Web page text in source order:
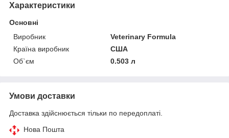
Характеристики
Основні
Виробник
Veterinary Formula
Країна виробник
США
Об`єм
0.503 л
Умови доставки
Доставка здійснюється тільки по передоплаті.
Нова Пошта